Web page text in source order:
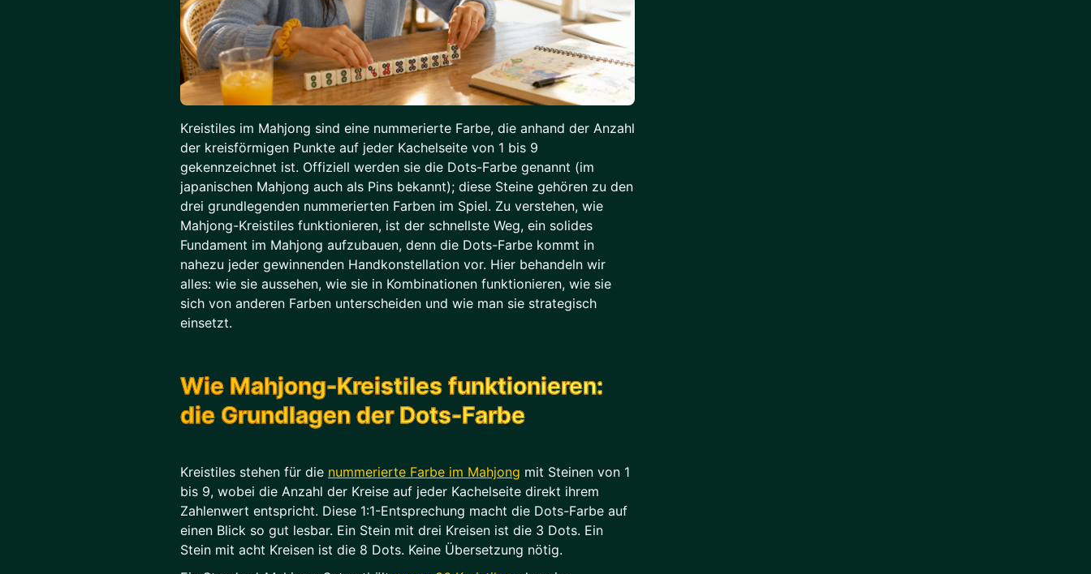
Kreistiles im Mahjong sind eine nummerierte Farbe, die anhand der Anzahl
der kreisförmigen Punkte auf jeder Kachelseite von 1 bis 9
gekennzeichnet ist. Offiziell werden sie die Dots-Farbe genannt (im
japanischen Mahjong auch als Pins bekannt); diese Steine gehören zu den
drei grundlegenden nummerierten Farben im Spiel. Zu verstehen, wie
Mahjong-Kreistiles funktionieren, ist der schnellste Weg, ein solides
Fundament im Mahjong aufzubauen, denn die Dots-Farbe kommt in
nahezu jeder gewinnenden Handkonstellation vor. Hier behandeln wir
alles: wie sie aussehen, wie sie in Kombinationen funktionieren, wie sie
sich von anderen Farben unterscheiden und wie man sie strategisch
einsetzt.
Wie Mahjong-Kreistiles funktionieren:
die Grundlagen der Dots-Farbe
Kreistiles stehen für die nummerierte Farbe im Mahjong mit Steinen von 1
bis 9, wobei die Anzahl der Kreise auf jeder Kachelseite direkt ihrem
Zahlenwert entspricht. Diese 1:1-Entsprechung macht die Dots-Farbe auf
einen Blick so gut lesbar. Ein Stein mit drei Kreisen ist die 3 Dots. Ein
Stein mit acht Kreisen ist die 8 Dots. Keine Übersetzung nötig.